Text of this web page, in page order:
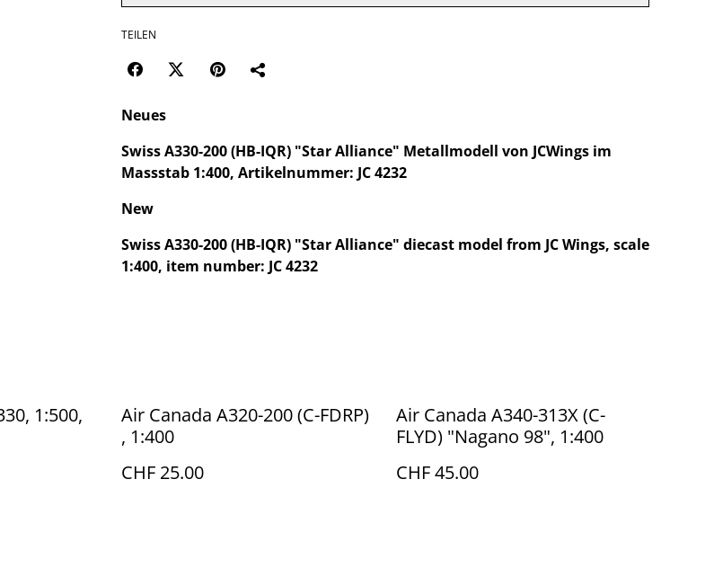
TEILEN
Neues
Swiss A330-200 (HB-IQR) "Star Alliance" Metallmodell von JCWings im
Massstab 1:400, Artikelnummer: JC 4232
New
Swiss A330-200 (HB-IQR) "Star Alliance" diecast model from JC Wings, scale
1:400, item number: JC 4232
1:500,
Air Canada A320-200 (C-FDRP)
, 1:400
CHF 25.00
Air Canada A340-313X (C-
FLYD) "Nagano 98", 1:400
CHF 45.00